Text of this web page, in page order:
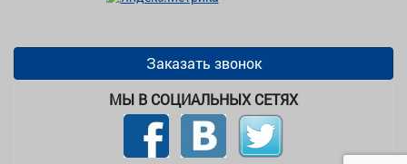
Заказать звонок
МЫ В СОЦИАЛЬНЫХ СЕТЯХ